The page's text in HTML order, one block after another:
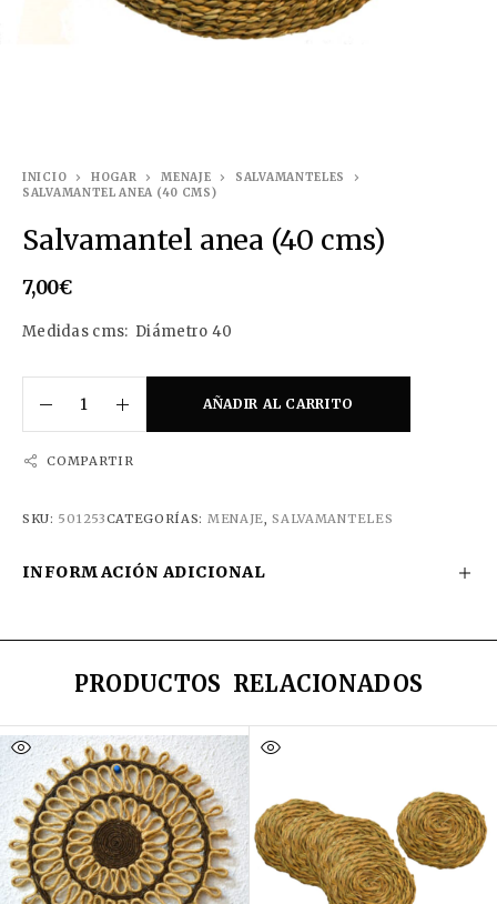
INICIO HOGAR MENAJE
SALVAMANTELES
SALVAMANTEL ANEA (40 CMS)
Salvamantel anea (40 cms)
7,00€
Medidas cms: Diámetro 40
AÑADIR AL CARRITO
COMPARTIR
SKU: 501253CATEGORÍAS: MENAJE,SALVAMANTELES
INFORMACIÓN ADICIONAL
PRODUCTOS RELACIONADOS